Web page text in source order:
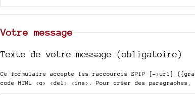
Votre message
Texte de votre message (obligatoire)
Ce formulaire accepte les raccourcis SPIP [->url]
code HTML <q> <del> <ins> . Pour créer des